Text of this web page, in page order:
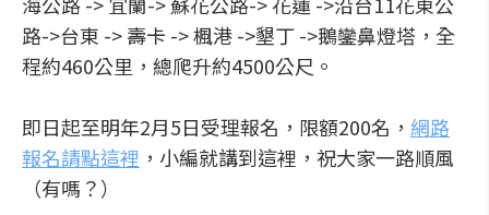
路->台東 -> 壽卡 -> 楓港 ->墾丁 ->鵝鑾鼻燈塔，全
程約460公里，總爬升約4500公尺。
即日起至明年2月5日受理報名，限額200名， 網路
報名請點這裡 ，小編就講到這裡，祝大家一路順風
（有嗎？）